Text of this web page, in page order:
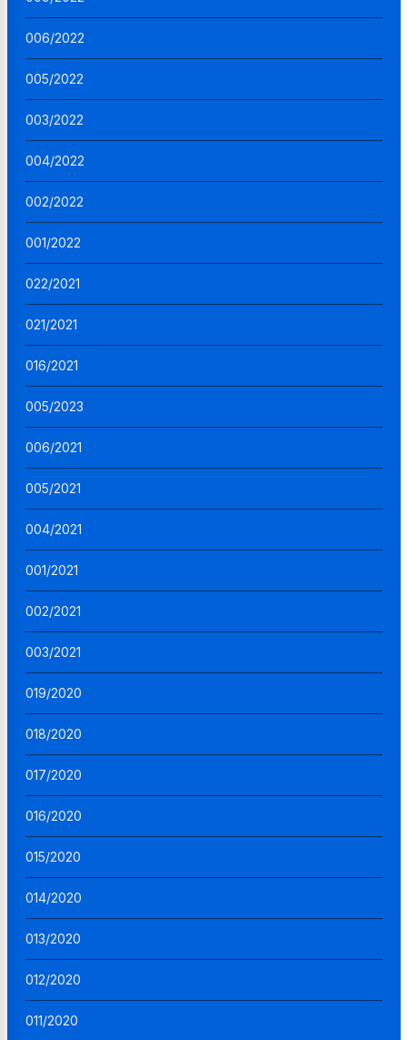
006/2022
005/2022
003/2022
004/2022
002/2022
001/2022
022/2021
021/2021
016/2021
005/2023
006/2021
005/2021
004/2021
001/2021
002/2021
003/2021
019/2020
018/2020
017/2020
016/2020
015/2020
014/2020
013/2020
012/2020
011/2020